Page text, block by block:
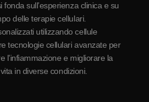
sull’esperienza clinica e su
delle terapie cellulari.
utilizzando cellule
tecnologie cellulari avanzate per
l’infiammazione e migliorare la
in diverse condizioni.